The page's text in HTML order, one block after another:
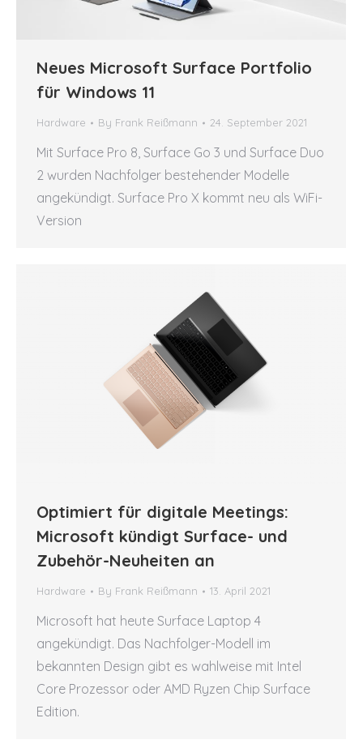
Neues Microsoft Surface Portfolio
für Windows 11
Hardware By Frank Reißmann 24. September 2021
Mit Surface Pro 8, Surface Go 3 und Surface Duo
2 wurden Nachfolger bestehender Modelle
angekündigt. Surface Pro X kommt neu als WiFi-
Version
Optimiert für digitale Meetings:
Microsoft kündigt Surface- und
Zubehör-Neuheiten an
Hardware By Frank Reißmann 13. April 2021
Microsoft hat heute Surface Laptop 4
angekündigt. Das Nachfolger-Modell im
bekannten Design gibt es wahlweise mit Intel
Core Prozessor oder AMD Ryzen Chip Surface
Edition.